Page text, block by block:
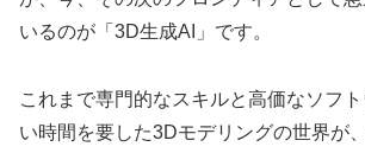
いるのが「3D生成AI」です。
これまで専門的なスキルと高価なソフ
い時間を要した3Dモデリングの世界が